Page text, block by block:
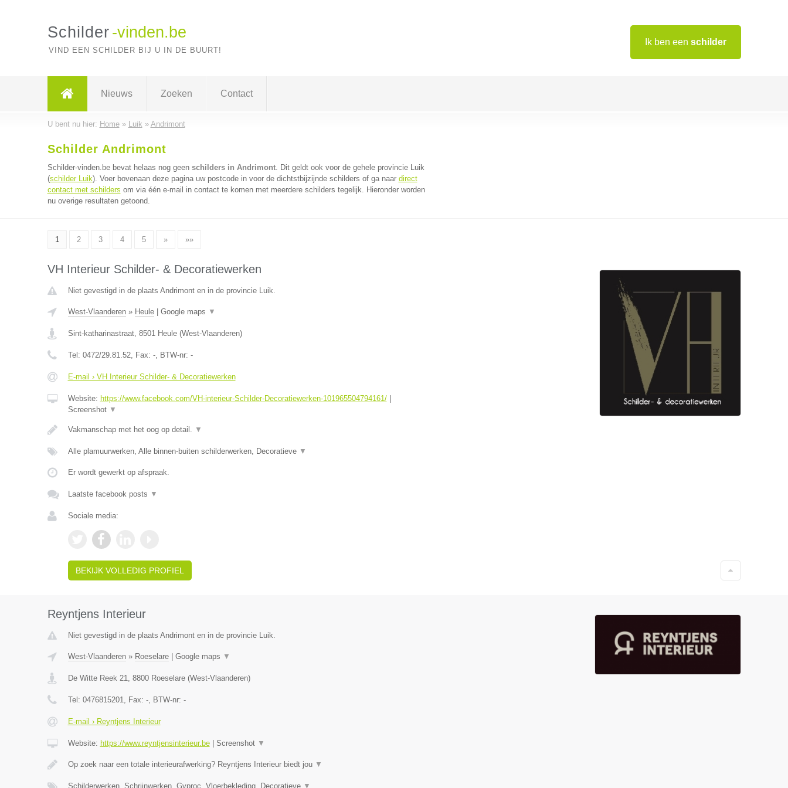
Ik ben een schilder
Schilder -vinden.be
VIND EEN SCHILDER BIJ U IN DE BUURT!
Nieuws Zoeken Contact
U bent nu hier: Home» Luik » Andrimont
Schilder Andrimont
Schilder-vinden.be bevat helaas nog geen schilders in Andrimont. Dit geldt ook voor de gehele provincie Luik
(schilder Luik). Voer bovenaan deze pagina uw postcode in voor de dichtstbijzijnde schilders of ga naar direct
contact met schilders om via één e-mail in contact te komen met meerdere schilders tegelijk. Hieronder worden
nu overige resultaten getoond.
1 2 3 4 5 » »»
VH Interieur Schilder- & Decoratiewerken
Niet gevestigd in de plaats Andrimont en in de provincie Luik.
West-Vlaanderen» Heule| Google maps ▼
Sint-katharinastraat, 8501 Heule(West-Vlaanderen)
Tel: 0472/29.81.52, Fax: -, BTW-nr: -
E-mail › VH Interieur Schilder- & Decoratiewerken
Website: https://www.facebook.com/VH-interieur-Schilder-Decoratiewerken-101965504794161/|
Screenshot ▼
Vakmanschap met het oog op detail. ▼
Alle plamuurwerken, Alle binnen-buiten schilderwerken, Decoratieve ▼
Er wordt gewerkt op afspraak.
Laatste facebook posts ▼
Sociale media:
BEKIJK VOLLEDIG PROFIEL
Reyntjens Interieur
Niet gevestigd in de plaats Andrimont en in de provincie Luik.
West-Vlaanderen» Roeselare| Google maps ▼
De Witte Reek 21, 8800 Roeselare(West-Vlaanderen)
Tel: 0476815201, Fax: -, BTW-nr: -
E-mail › Reyntjens Interieur
Website: https://www.reyntjensinterieur.be| Screenshot ▼
Op zoek naar een totale interieurafwerking? Reyntjens Interieur biedt jou ▼
Schilderwerken, Schrijnwerken, Gyproc, Vloerbekleding, Decoratieve ▼